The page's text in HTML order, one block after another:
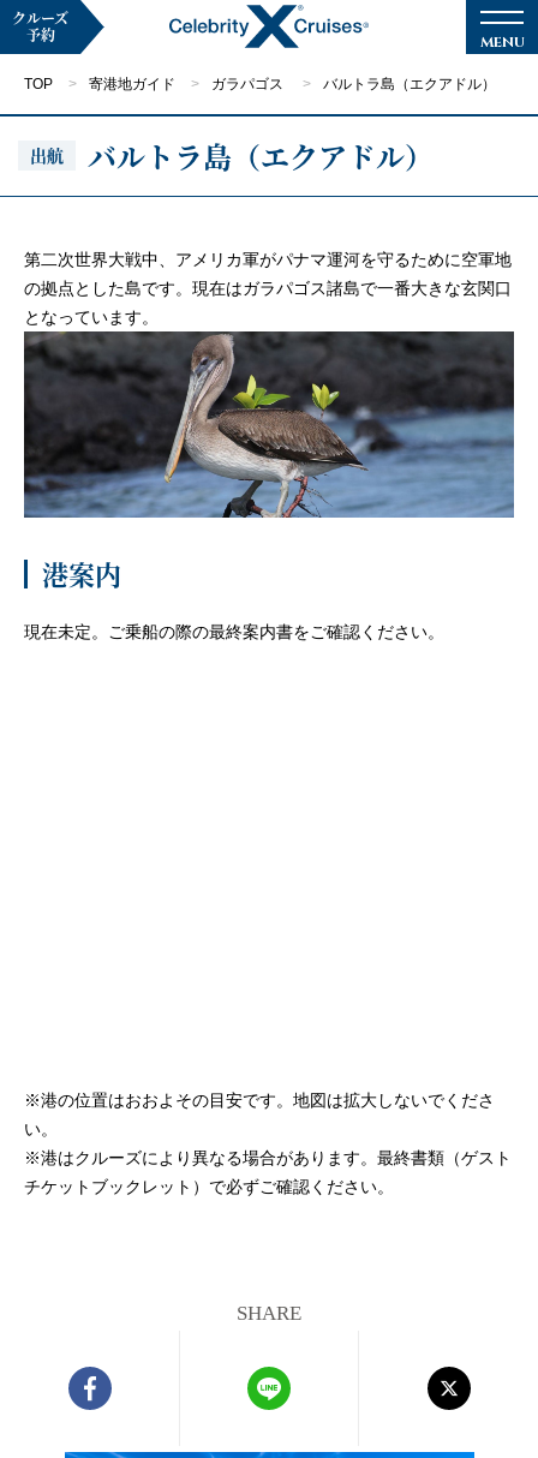
クルーズ検索
キャンペーン・特集
クルーズの楽しみ方
船内へようこそ
客船のご案内
寄港地ガイド
クルーズ
予約
TOP 寄港地ガイド ガラパゴス バルトラ島（エクアドル）
出航 バルトラ島（エクアドル）
第二次世界大戦中、アメリカ軍がパナマ運河を守るために空軍地
の拠点とした島です。現在はガラパゴス諸島で一番大きな玄関口
となっています。
港案内
現在未定。ご乗船の際の最終案内書をご確認ください。
※港の位置はおおよその目安です。地図は拡大しないでくださ
い。
※港はクルーズにより異なる場合があります。最終書類（ゲスト
チケットブックレット）で必ずご確認ください。
SHARE